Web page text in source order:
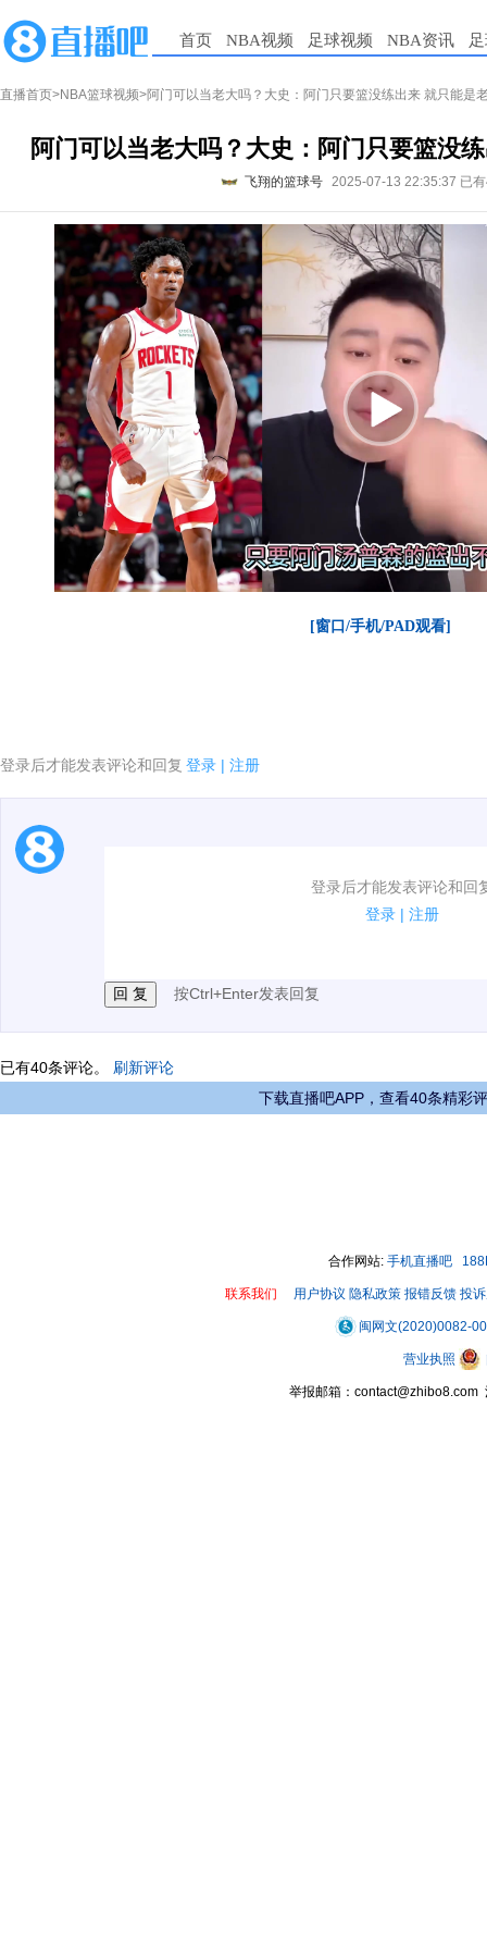
首页 NBA视频 足球视频 NBA资讯
直播首页>NBA篮球视频>阿门可以当老大吗？大史：阿门只要篮没练出来 就只能是
阿门可以当老大吗？大史：阿门只要篮没
飞翔的篮球号 2025-07-13 22:35:37 已
[窗口/手机/PAD观看]
登录后才能发表评论和回复 登录 | 注册
登录后才能发表评论和回
登录 | 注册
1.电脑端新用户可以发表评论了！
按Ctrl+Enter发表回复
已有40条评论。 刷新评论
下载直播吧APP，查看40条精彩
合作网站: 手机直播吧
联系我们 用户协议 隐私政策 报错反馈 投
闽网文(2020)0082-
营业执照
举报邮箱：